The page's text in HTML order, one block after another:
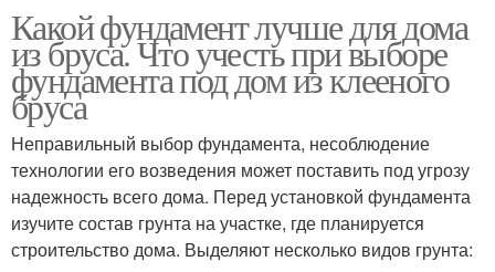
Какой фундамент лучше для дома
из бруса. Что учесть при выборе
фундамента под дом из клееного
бруса
Неправильный выбор фундамента, несоблюдение
технологии его возведения может поставить под угрозу
надежность всего дома. Перед установкой фундамента
изучите состав грунта на участке, где планируется
строительство дома. Выделяют несколько видов грунта: